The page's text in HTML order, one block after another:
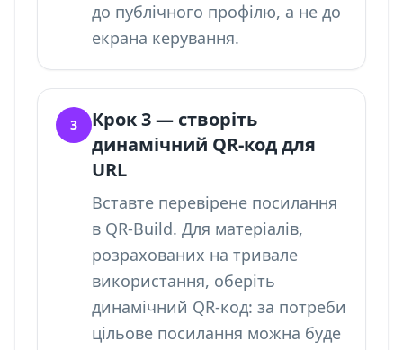
до публічного профілю, а не до
екрана керування.
3
Крок 3 — створіть
динамічний QR-код для
URL
Вставте перевірене посилання
в QR-Build. Для матеріалів,
розрахованих на тривале
використання, оберіть
динамічний QR-код: за потреби
цільове посилання можна буде